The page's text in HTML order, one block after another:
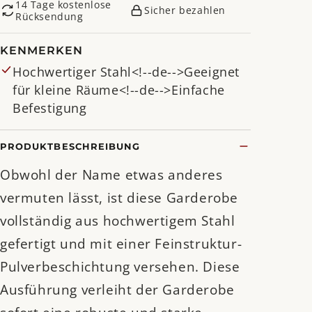
14 Tage kostenlose
Rücksendung
Sicher bezahlen
KENMERKEN
Hochwertiger Stahl<!--de-->Geeignet
für kleine Räume<!--de-->Einfache
Befestigung
PRODUKTBESCHREIBUNG
Obwohl der Name etwas anderes
vermuten lässt, ist diese Garderobe
vollständig aus hochwertigem Stahl
gefertigt und mit einer Feinstruktur-
Pulverbeschichtung versehen. Diese
Ausführung verleiht der Garderobe